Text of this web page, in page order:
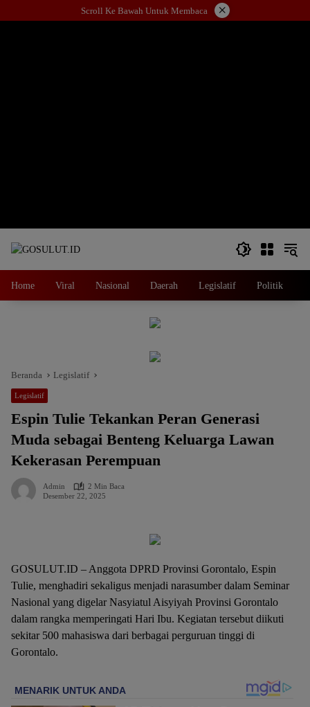
ke
Scroll Ke Bawah Untuk Membaca ×
Home Viral Nasional Daerah Legislatif Politik
Beranda Legislatif
Legislatif
Espin Tulie Tekankan Peran Generasi
Muda sebagai Benteng Keluarga Lawan
Kekerasan Perempuan
Admin
2 Min Baca
Desember 22, 2025
GOSULUT.ID – Anggota DPRD Provinsi Gorontalo, Espin
Tulie, menghadiri sekaligus menjadi narasumber dalam Seminar
Nasional yang digelar Nasyiatul Aisyiyah Provinsi Gorontalo
dalam rangka memperingati Hari Ibu. Kegiatan tersebut diikuti
sekitar 500 mahasiswa dari berbagai perguruan tinggi di
Gorontalo.